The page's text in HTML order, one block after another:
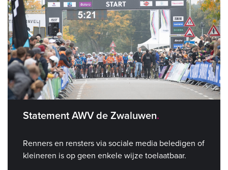
Statement AWV de Zwaluwen
Renners en rensters via sociale media beledigen of
kleineren is op geen enkele wijze toelaatbaar.